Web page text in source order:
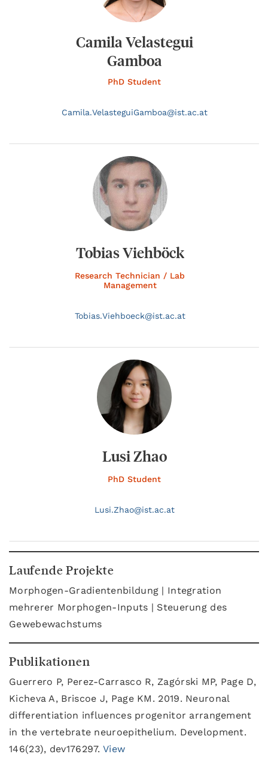
Camila Velastegui
Gamboa
PhD Student
Camila.VelasteguiGamboa@ist.ac.at
Tobias Viehböck
Research Technician / Lab
Management
Tobias.Viehboeck@ist.ac.at
Lusi Zhao
PhD Student
Lusi.Zhao@ist.ac.at
Laufende Projekte
Morphogen-Gradientenbildung | Integration
mehrerer Morphogen-Inputs | Steuerung des
Gewebewachstums
Publikationen
Guerrero P, Perez-Carrasco R, Zagórski MP, Page D,
Kicheva A, Briscoe J, Page KM. 2019. Neuronal
differentiation influences progenitor arrangement
in the vertebrate neuroepithelium. Development.
146(23), dev176297.View